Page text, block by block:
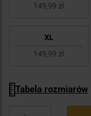
149,99 zł
XL
149,99 zł
Tabela rozmiarów